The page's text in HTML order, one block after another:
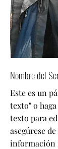
Nombre del
Este es un
texto" o
texto para
asegúrese
información